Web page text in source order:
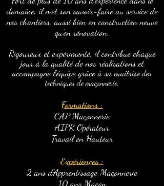
domaine, il met son savoir-faire au service de
nos chantiers, aussi bien en construction neuve
qu'en rénovation.
Rigoureux et expérimenté, il contribue chaque
jour à la qualité de nos réalisations et
accompagne l'équipe grâce à sa maîtrise des
techniques de maçonnerie.
Formations :
CAP Maçonnerie
AIPR Opérateur
Travail en Hauteur
Expériences :
2 ans d'Apprentissage Maçonnerie
10 ans Maçon